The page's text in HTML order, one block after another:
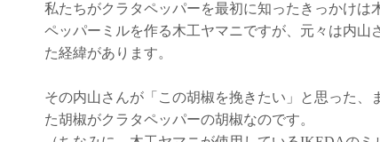
私たちがクラタペッパーを最初に知ったきっかけは
ペッパーミルを作る木工ヤマニですが、元々は内山
た経緯があります。
その内山さんが「この胡椒を挽きたい」と思った、
た胡椒がクラタペッパーの胡椒なのです。